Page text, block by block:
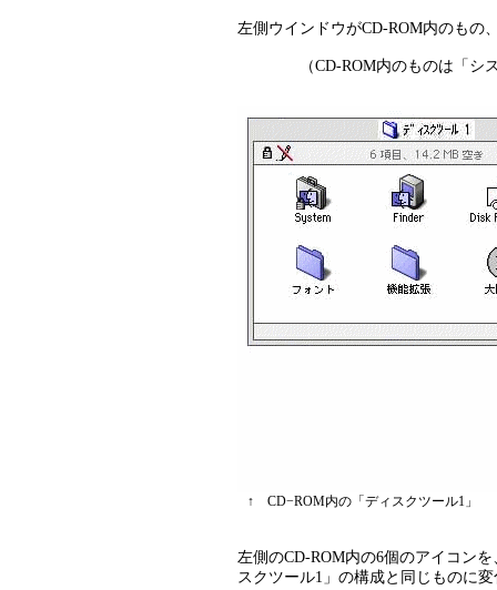
左側ウインドウがCD-ROM内のもの
（CD-ROM内のものは「システ
↑ CD−ROM内の「ディスクツール1」
左側のCD-ROM内の6個のアイコン
スクツール1」の構成と同じものに